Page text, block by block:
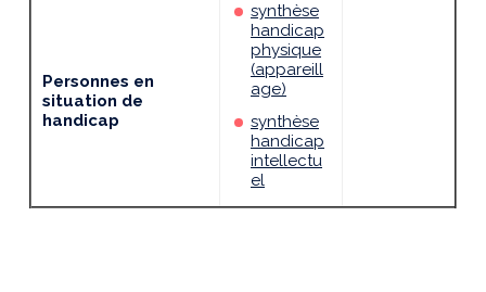
Personnes en
situation de
handicap
synthèse
handicap
physique
(appareill
age)
synthèse
handicap
intellectu
el